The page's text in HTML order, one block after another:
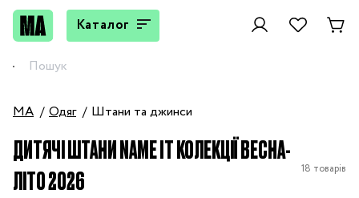
Каталог
MA Одяг Штани та джинси
ДИТЯЧІ ШТАНИ NAME IT КОЛЕКЦІЇ ВЕСНА-
ЛІТО 2026
18 товарів